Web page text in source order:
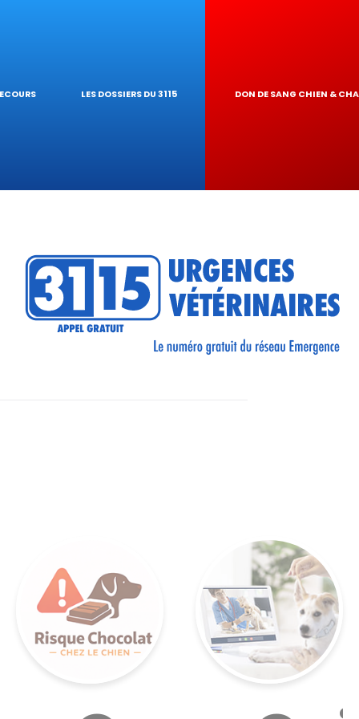
DE TOXICITÉ
LES DOSSIERS DU 3115 DON DE SANG CHIEN &